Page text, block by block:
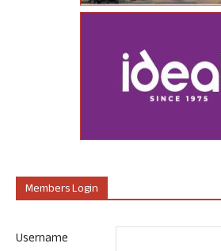
Members Login
Username